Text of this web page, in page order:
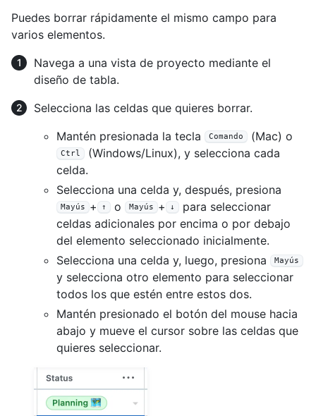
Puedes borrar rápidamente el mismo campo para
varios elementos.
Navega a una vista de proyecto mediante el
diseño de tabla.
Selecciona las celdas que quieres borrar.
Mantén presionada la tecla
Comando (Mac) o
Ctrl
(Windows/Linux), y selecciona cada
celda.
Selecciona una celda y, después, presiona
Mayús + ↑ o Mayús + ↓
para seleccionar
celdas adicionales por encima o por debajo
del elemento seleccionado inicialmente.
Selecciona una celda y, luego, presiona
Mayús
y selecciona otro elemento para seleccionar
todos los que estén entre estos dos.
Mantén presionado el botón del mouse hacia
abajo y mueve el cursor sobre las celdas que
quieres seleccionar.